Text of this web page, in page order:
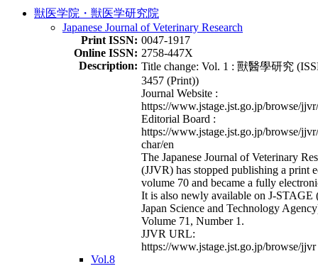
獣医学院・獣医学研究院
Japanese Journal of Veterinary Research
Print ISSN: 0047-1917
Online ISSN: 2758-447X
Description: Title change: Vol. 1 : 獸醫學研究
3457 (Print))
Journal Website :
https://www.jstage.jst.go.jp/browse/
Editorial Board :
https://www.jstage.jst.go.jp/browse/
char/en
The Japanese Journal of Veterinary
(JJVR) has stopped publishing a print
volume 70 and became a fully
It is also newly available on J-STAGE
Japan Science and Technology
Volume 71, Number 1.
JJVR URL:
https://www.jstage.jst.go.jp/browse/jjvr
Vol.8